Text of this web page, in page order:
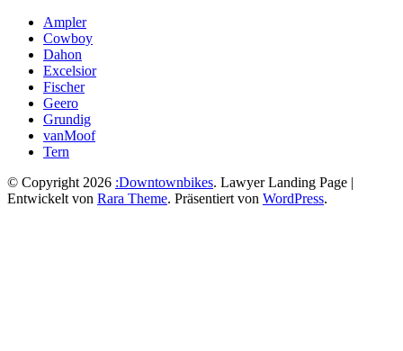
Ampler
Cowboy
Dahon
Excelsior
Fischer
Geero
Grundig
vanMoof
Tern
© Copyright 2026 :Downtownbikes. Lawyer Landing Page |
Entwickelt von Rara Theme. Präsentiert von WordPress.